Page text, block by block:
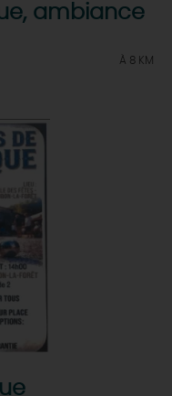
ambiance
À 8 KM